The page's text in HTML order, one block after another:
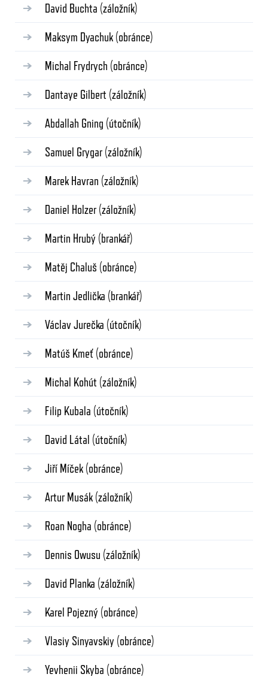
David Buchta (záložník)
Maksym Dyachuk (obránce)
Michal Frydrych (obránce)
Dantaye Gilbert (záložník)
Abdallah Gning (útočník)
Samuel Grygar (záložník)
Marek Havran (záložník)
Daniel Holzer (záložník)
Martin Hrubý (brankář)
Matěj Chaluš (obránce)
Martin Jedlička (brankář)
Václav Jurečka (útočník)
Matúš Kmeť (obránce)
Michal Kohút (záložník)
Filip Kubala (útočník)
David Látal (útočník)
Jiří Míček (obránce)
Artur Musák (záložník)
Roan Nogha (obránce)
Dennis Owusu (záložník)
David Planka (záložník)
Karel Pojezný (obránce)
Vlasiy Sinyavskiy (obránce)
Yevhenii Skyba (obránce)